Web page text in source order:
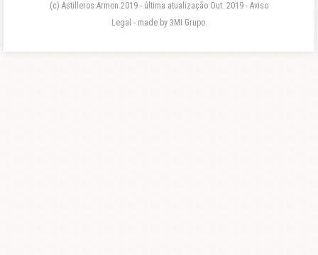
(c) Astilleros Armon 2019 - última atualização Out. 2019 - Aviso
Legal - made by 3MI Grupo.